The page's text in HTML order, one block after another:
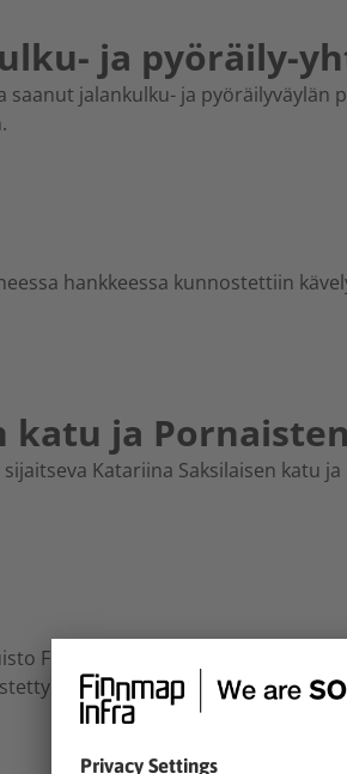
ja pyöräily-
jalankulku- ja pyöräilyväylän
hankkeessa kunnostettiin
katu ja
Katariina Saksilaisen katu
Filpuksen leikkialueita
jalkapallo- ja koripallokenttä
Page Page